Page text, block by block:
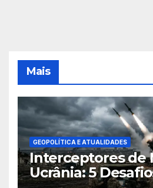
Mais
GEOPOLÍTICA E ATUALIDADES
Interceptores de
Ucrânia: 5